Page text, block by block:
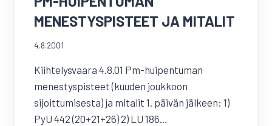
MENESTYSPISTEET JA MITALIT
4.8.2001
Kiihtelysvaara 4.8.01 Pm-huipentuman
menestyspisteet (kuuden joukkoon
sijoittumisesta) ja mitalit 1. päivän jälkeen: 1)
PyU 442 (20+21+26) 2) LU 186…